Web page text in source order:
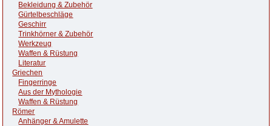
Bekleidung & Zubehör
Gürtelbeschläge
Geschirr
Trinkhörner & Zubehör
Werkzeug
Waffen & Rüstung
Literatur
Griechen
Fingerringe
Aus der Mythologie
Waffen & Rüstung
Römer
Anhänger & Amulette